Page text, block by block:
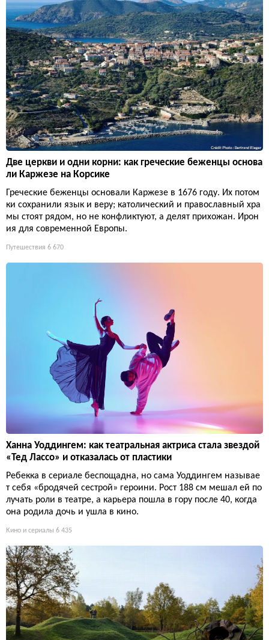
Две церкви и одни корни: как греческие беженцы основа
ли Каржезе на Корсике
Греческие беженцы основали Каржезе в 1676 году. Их потом
ки сохранили язык и веру; католический и православный хра
мы стоят рядом, но не конфликтуют, а делят прихожан. Ирон
ия для современной Европы.
Путешествия 6 670
Ханна Уоддингем: как театральная актриса стала звездой
«Тед Лассо» и отказалась от пластики
Ребекка в сериале беспощадна, но сама Уоддингем называе
т себя «бродячей сестрой» героини. Рост 188 см мешал ей по
лучать роли в театре, а карьера пошла в гору после 40, когда
она родила дочь и ушла в кино.
Кино и сериалы 6 435